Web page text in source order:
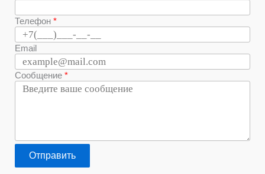
Телефон
Email
Сообщение
Отправить